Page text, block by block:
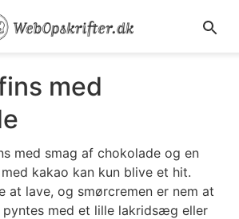
med
med smag af chokolade og en
kakao kan kun blive et hit.
at lave, og smørcremen er nem at
med et lille lakridsæg eller